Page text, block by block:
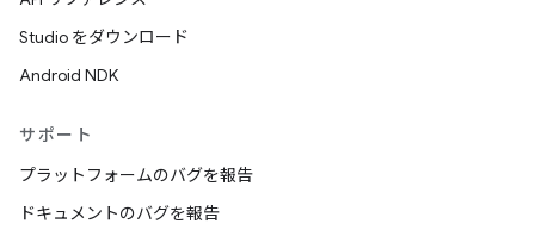
Studio をダウンロード
Android NDK
サポート
プラットフォームのバグを報告
ドキュメントのバグを報告